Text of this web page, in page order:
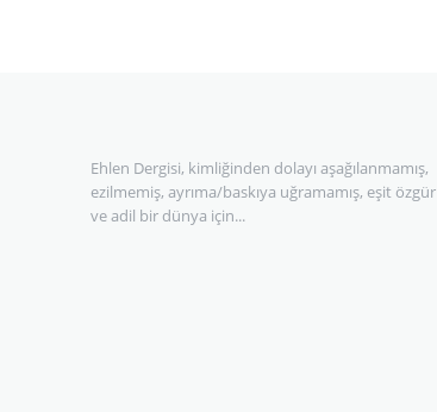
Ehlen Dergisi, kimliğinden dolayı aşağılanmamış,
ezilmemiş, ayrıma/baskıya uğramamış, eşit özgür
ve adil bir dünya için...